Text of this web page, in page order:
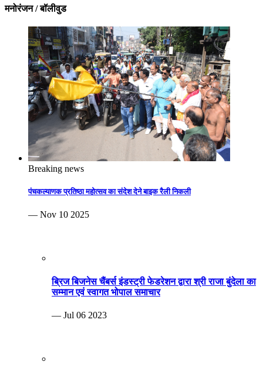
मनोरंजन / बॉलीवुड
Breaking news
पंचकल्याणक प्रतिष्ठा महोत्सव का संदेश देने बाइक रैली निकली
— Nov 10 2025
ब्रिज बिजनेस चैंबर्स इंडस्ट्री फेडरेशन द्वारा श्री राजा बुंदेला का
सम्मान एवं स्वागत भोपाल समाचार
— Jul 06 2023